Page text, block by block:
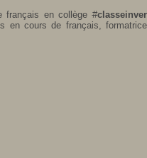
français en collège#
en cours de français,